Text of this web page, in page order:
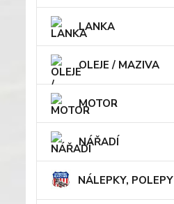
LANKA
OLEJE / MAZIVA
MOTOR
NÁŘADÍ
NÁLEPKY, POLEPY